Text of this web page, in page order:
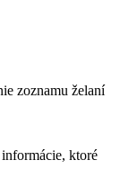
zoznamu želaní
ktoré